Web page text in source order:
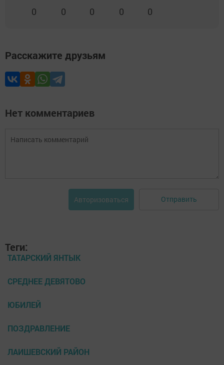
0 0 0 0 0
Расскажите друзьям
Нет комментариев
Авторизоваться Отправить
Теги:
ТАТАРСКИЙ ЯНТЫК
СРЕДНЕЕ ДЕВЯТОВО
ЮБИЛЕЙ
ПОЗДРАВЛЕНИЕ
ЛАИШЕВСКИЙ РАЙОН